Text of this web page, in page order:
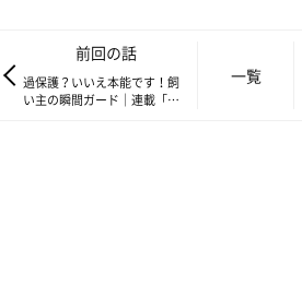
前回の話
過保護？いいえ本能です！飼
い主の瞬間ガード｜連載「こ
一覧